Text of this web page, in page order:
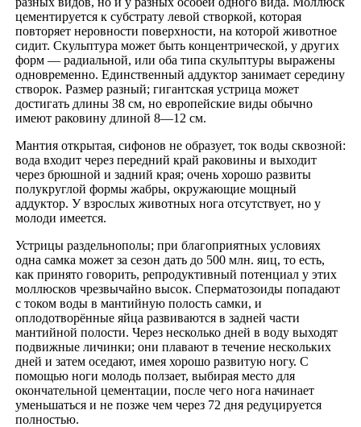
цементируется к субстрату левой створкой, которая
повторяет неровности поверхности, на которой животное
сидит. Скульптура может быть концентрической, у других
форм — радиальной, или оба типа скульптуры выражены
одновременно. Единственный аддуктор занимает середину
створок. Размер разный; гигантская устрица может
достигать длины 38 см, но европейские виды обычно
имеют раковину длиной 8—12 см.
Мантия открытая, сифонов не образует, ток воды сквозной:
вода входит через передний край раковины и выходит
через брюшной и задний края; очень хорошо развиты
полукруглой формы жабры, окружающие мощный
аддуктор. У взрослых животных нога отсутствует, но у
молоди имеется.
Устрицы раздельнополы; при благоприятных условиях
одна самка может за сезон дать до 500 млн. яиц, то есть,
как принято говорить, репродуктивный потенциал у этих
моллюсков чрезвычайно высок. Сперматозоиды попадают
с током воды в мантийную полость самки, и
оплодотворённые яйца развиваются в задней части
мантийной полости. Через несколько дней в воду выходят
подвижные личинки; они плавают в течение нескольких
дней и затем оседают, имея хорошо развитую ногу. С
помощью ноги молодь ползает, выбирая место для
окончательной цементации, после чего нога начинает
уменьшаться и не позже чем через 72 дня редуцируется
полностью.